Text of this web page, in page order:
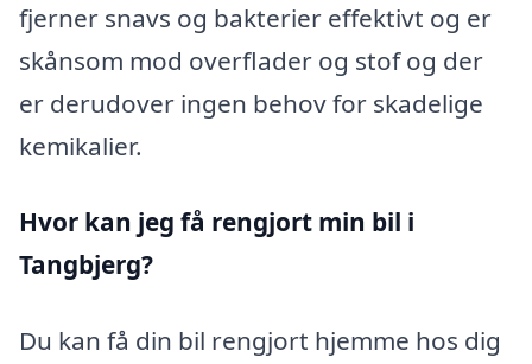
fjerner snavs og bakterier effektivt og er
skånsom mod overflader og stof og der
er derudover ingen behov for skadelige
kemikalier.
Hvor kan jeg få rengjort min bil i
Tangbjerg?
Du kan få din bil rengjort hjemme hos dig